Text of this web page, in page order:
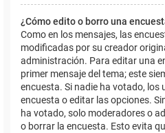
¿Cómo edito o borro una
Como en los mensajes, las
modificadas por su creador
administración. Para editar una
primer mensaje del tema; este
encuesta. Si nadie ha votado, los
encuesta o editar las opciones.
ha votado, solo moderadores o
o borrar la encuesta. Esto evita